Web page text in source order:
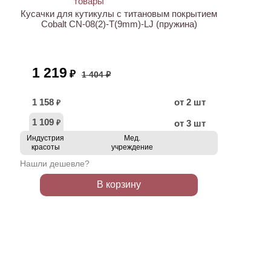
Кусачки для кутикулы с титановым покрытием
Cobalt CN-08(2)-T(9mm)-LJ (пружина)
1 219 ₽ 1 404 ₽
1 158 ₽
от 2 шт
1 109 ₽ от 3 шт
Индустрия
красоты
Мед.
учреждение
Нашли дешевле?
В корзину